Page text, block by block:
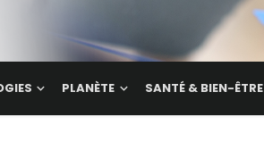
PLANÈTE SANTÉ & BIEN-ÊTRE